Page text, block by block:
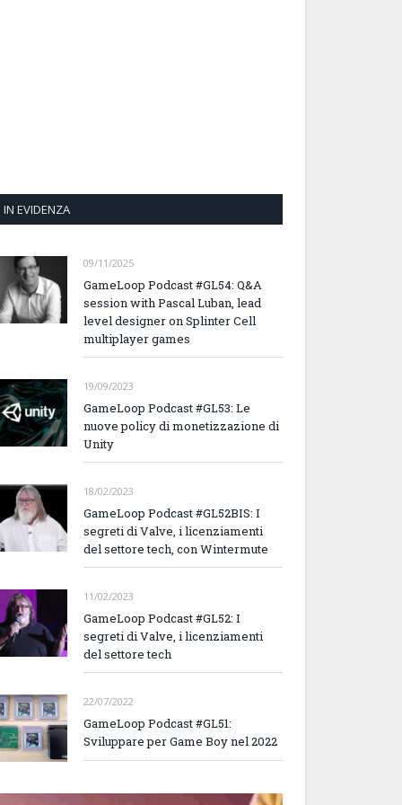
IN EVIDENZA
09/11/2025
GameLoop Podcast #GL54: Q&A
session with Pascal Luban, lead
level designer on Splinter Cell
multiplayer games
19/09/2023
GameLoop Podcast #GL53: Le
nuove policy di monetizzazione di
Unity
18/02/2023
GameLoop Podcast #GL52BIS: I
segreti di Valve, i licenziamenti
del settore tech, con Wintermute
11/02/2023
GameLoop Podcast #GL52: I
segreti di Valve, i licenziamenti
del settore tech
22/07/2022
GameLoop Podcast #GL51:
Sviluppare per Game Boy nel 2022